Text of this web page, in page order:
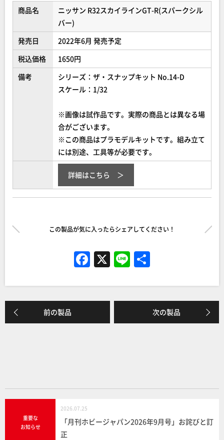
商品名
ニッサン R32スカイラインGT-R(スパークシル
バー)
発売日
2022年6月 発売予定
税込価格
1650円
備考
シリーズ：ザ・スナップキット No.14-D
スケール：1/32
※画像は試作品です。実際の商品とは異なる場
合がございます。
※この商品はプラモデルキットです。組み立て
には別途、工具等が必要です。
詳細はこちら
この製品が気に入ったらシェアしてください！
F
a
c
e
b
X Li
n
e
前の製品 次の製品
重要な
お知らせ
2026.07.25
「月刊ホビージャパン2026年9月号」お詫びと訂
正